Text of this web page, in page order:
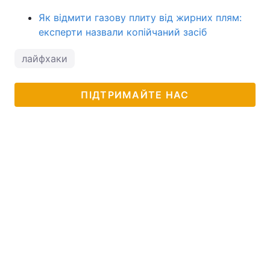
Як відмити газову плиту від жирних плям:
експерти назвали копійчаний засіб
лайфхаки
ПІДТРИМАЙТЕ НАС